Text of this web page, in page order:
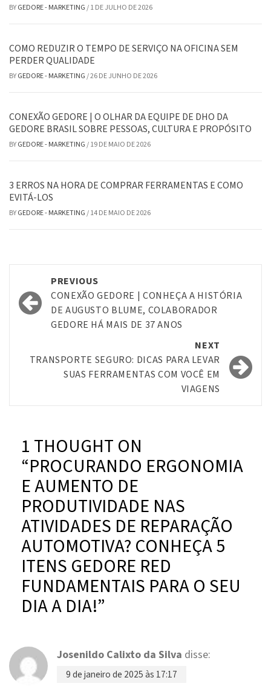
BYGEDORE - MARKETING/1 DE JULHO DE 2026
COMO REDUZIR O TEMPO DE SERVIÇO NA OFICINA SEM
PERDER QUALIDADE
BYGEDORE - MARKETING/26 DE JUNHO DE 2026
CONEXÃO GEDORE | O OLHAR DA EQUIPE DE DHO DA
GEDORE BRASIL SOBRE PESSOAS, CULTURA E PROPÓSITO
BYGEDORE - MARKETING/19 DE MAIO DE 2026
3 ERROS NA HORA DE COMPRAR FERRAMENTAS E COMO
EVITÁ-LOS
BYGEDORE - MARKETING/14 DE MAIO DE 2026
navigation
PREVIOUS
CONEXÃO GEDORE | CONHEÇA A HISTÓRIA
DE AUGUSTO BLUME, COLABORADOR
GEDORE HÁ MAIS DE 37 ANOS
NEXT
TRANSPORTE SEGURO: DICAS PARA LEVAR
SUAS FERRAMENTAS COM VOCÊ EM
VIAGENS
1 THOUGHT ON
“PROCURANDO ERGONOMIA
E AUMENTO DE
PRODUTIVIDADE NAS
ATIVIDADES DE REPARAÇÃO
AUTOMOTIVA? CONHEÇA 5
ITENS GEDORE RED
FUNDAMENTAIS PARA O SEU
DIA A DIA!”
Josenildo Calixto da Silva disse:
9 de janeiro de 2025 às 17:17